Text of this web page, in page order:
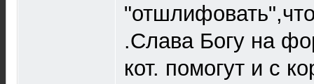
.Слава Богу на
кот. помогут и с